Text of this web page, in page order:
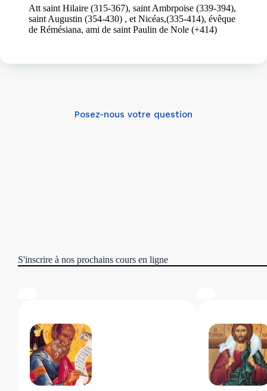
Att saint Hilaire (315-367), saint Ambrpoise (339-394),
saint Augustin (354-430) , et Nicéas,(335-414), évêque
de Rémésiana, ami de saint Paulin de Nole (+414)
Posez-nous votre question
S'inscrire à nos prochains cours en ligne